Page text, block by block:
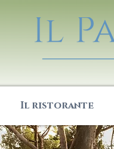
Il ristorante